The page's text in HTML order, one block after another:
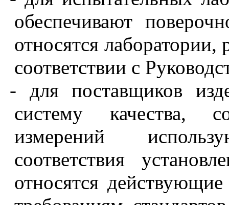
обеспечивают
относятся лаборатории,
соответствии с
-
для поставщиков
систему качества,
измерений
соответствия
относятся